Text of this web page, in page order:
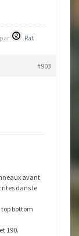
Raf.
#903
avant
dans le
top bottom
190.